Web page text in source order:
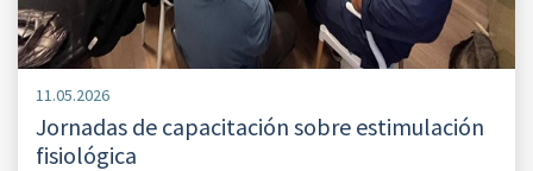
11.05.2026
Jornadas de capacitación sobre estimulación
fisiológica